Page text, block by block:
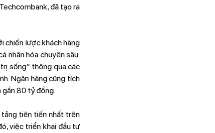
đã tạo ra
chiến lược khách hàng
nhân hóa chuyên sâu.
sống” thông qua các
Ngân hàng cũng tích
gần 80 tỷ đồng.
tiên tiến nhất trên
việc triển khai đầu tư